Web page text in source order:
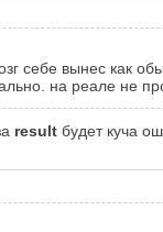
себе вынес как
на реале не
result будет куча